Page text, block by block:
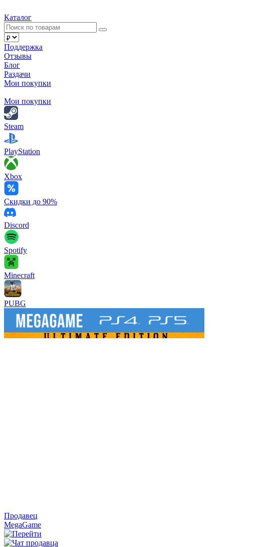
Каталог
Поддержка
Отзывы
Блог
Раздачи
Мои покупки
Мои покупки
Steam
PlayStation
Xbox
Скидки до 90%
Discord
Spotify
Minecraft
PUBG
Продавец
MegaGame